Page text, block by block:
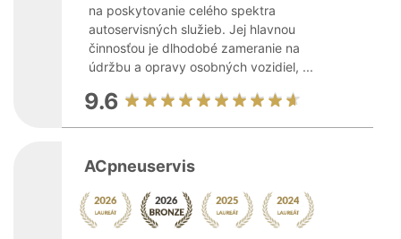
na poskytovanie celého spektra
autoservisných služieb. Jej hlavnou
činnosťou je dlhodobé zameranie na
údržbu a opravy osobných vozidiel, ...
9.6
ACpneuservis